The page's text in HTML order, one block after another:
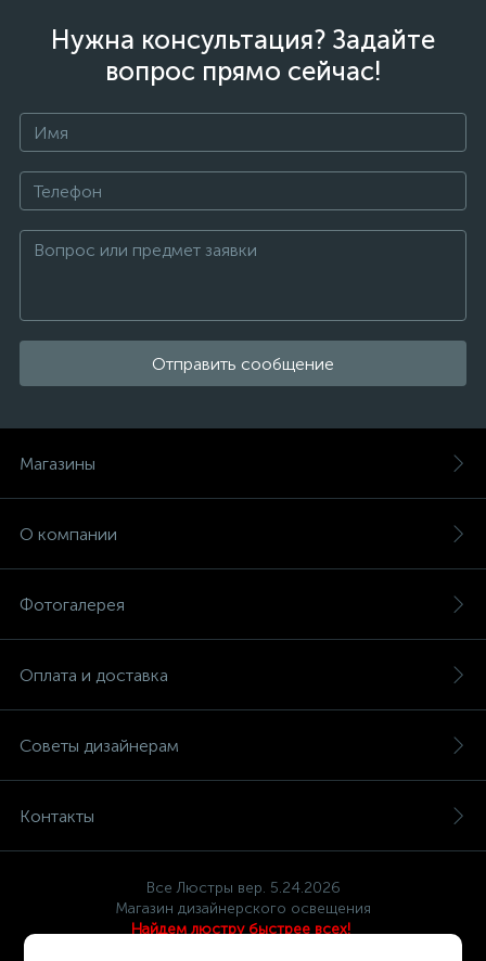
Нужна консультация? Задайте
вопрос прямо сейчас!
Отправить сообщение
Магазины
О компании
Фотогалерея
Оплата и доставка
Советы дизайнерам
Контакты
Все Люстры вер. 5.24.2026
Магазин дизайнерского освещения
Найдем люстру быстрее всех!